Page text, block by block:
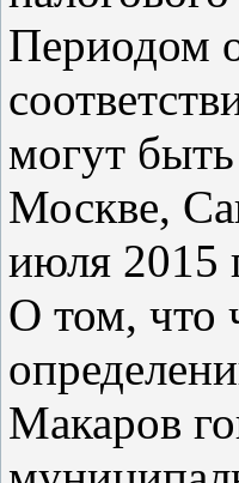
Периодом
могут
Москве,
июля 2015
О том, что
Макаров